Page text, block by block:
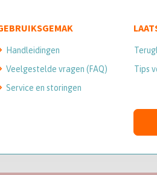
Handleidingen
Veelgestelde vragen (FAQ)
Service en storingen
Tips